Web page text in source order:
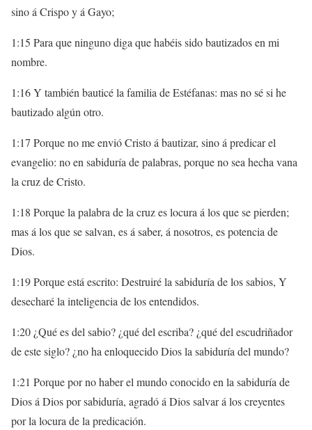
sino á Crispo y á Gayo;
1:15 Para que ninguno diga que habéis sido bautizados en mi
nombre.
1:16 Y también bauticé la familia de Estéfanas: mas no sé si he
bautizado algún otro.
1:17 Porque no me envió Cristo á bautizar, sino á predicar el
evangelio: no en sabiduría de palabras, porque no sea hecha vana
la cruz de Cristo.
1:18 Porque la palabra de la cruz es locura á los que se pierden;
mas á los que se salvan, es á saber, á nosotros, es potencia de
Dios.
1:19 Porque está escrito: Destruiré la sabiduría de los sabios, Y
desecharé la inteligencia de los entendidos.
1:20 ¿Qué es del sabio? ¿qué del escriba? ¿qué del escudriñador
de este siglo? ¿no ha enloquecido Dios la sabiduría del mundo?
1:21 Porque por no haber el mundo conocido en la sabiduría de
Dios á Dios por sabiduría, agradó á Dios salvar á los creyentes
por la locura de la predicación.